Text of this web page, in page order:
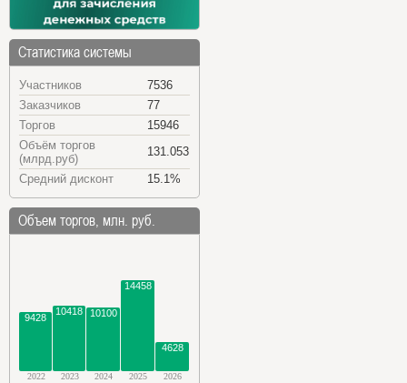
Статистика системы
Участников
7536
Заказчиков
77
Торгов
15946
Объём торгов
(млрд.руб)
131.053
Средний дисконт
15.1%
Объем торгов, млн. руб.
9428
10418 10100
14458
4628
2022 2023 2024 2025 2026